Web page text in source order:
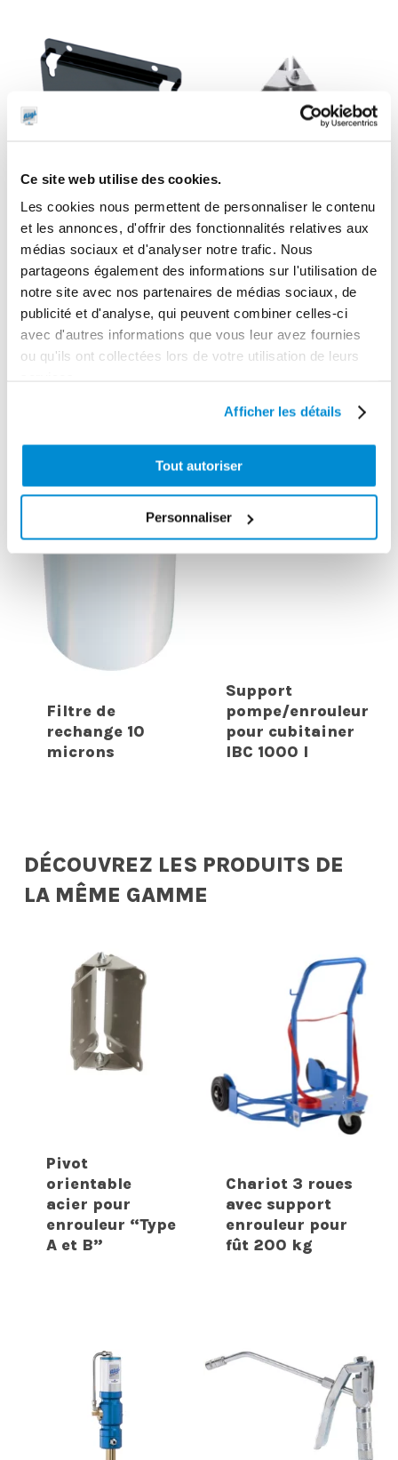
Ce site web utilise des cookies.
Les cookies nous permettent de personnaliser le contenu
et les annonces, d'offrir des fonctionnalités relatives aux
médias sociaux et d'analyser notre trafic. Nous
partageons également des informations sur l'utilisation de
notre site avec nos partenaires de médias sociaux, de
publicité et d'analyse, qui peuvent combiner celles-ci
avec d'autres informations que vous leur avez fournies
ou qu'ils ont collectées lors de votre utilisation de leurs
Afficher les détails
Tout autoriser
Personnaliser
Support fixe
pour enrouleur
Pivot
orientable
acier pour
enrouleur “Type
Filtre de
rechange 10
microns
Support
pompe/enrouleur
pour cubitainer
IBC 1000 l
DÉCOUVREZ LES PRODUITS DE
LA MÊME GAMME
Pivot
orientable
acier pour
enrouleur “Type
A et B”
Chariot 3 roues
avec support
enrouleur pour
fût 200 kg